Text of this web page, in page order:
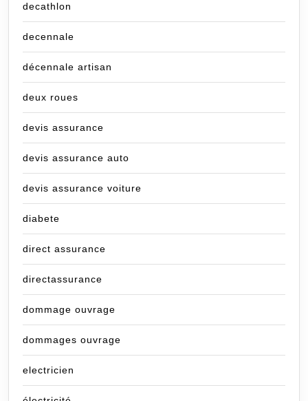
decathlon
decennale
décennale artisan
deux roues
devis assurance
devis assurance auto
devis assurance voiture
diabete
direct assurance
directassurance
dommage ouvrage
dommages ouvrage
electricien